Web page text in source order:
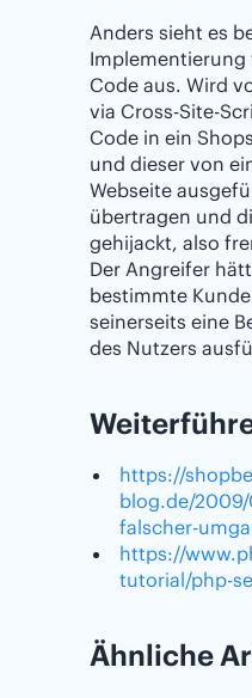
Anders sieht es
Code aus. Wird
via Cross-Site-
Code in ein
und dieser von
Webseite
übertragen und
gehijackt, also
Der Angreifer
bestimmte
seinerseits eine
des Nutzers
https://
blog.de/2009/
falscher-
https://
tutorial/php-
Ähnliche